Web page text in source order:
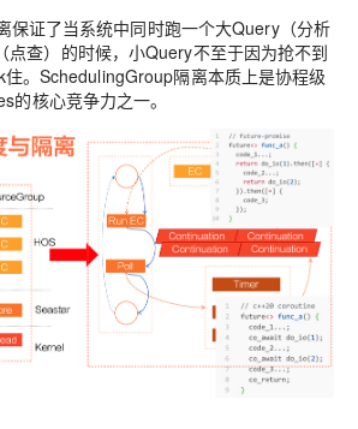
保证了当系统中同时跑一个大Query（分析
点查）的时候，小Query不至于因为抢不到
。SchedulingGroup隔离本质上是协程级
的核心竞争力之一。